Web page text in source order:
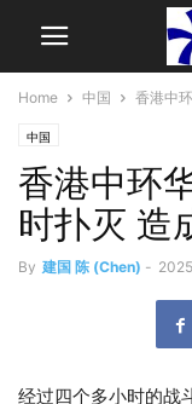
Home 中国 香港中
中国
香港中环
时扑灭 造
By 建国 陈 (Chen) -
经过四个多小时的战